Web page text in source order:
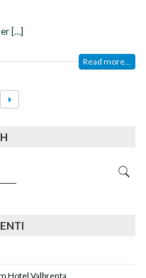
[…]
Read more...
Hotel Valbrenta